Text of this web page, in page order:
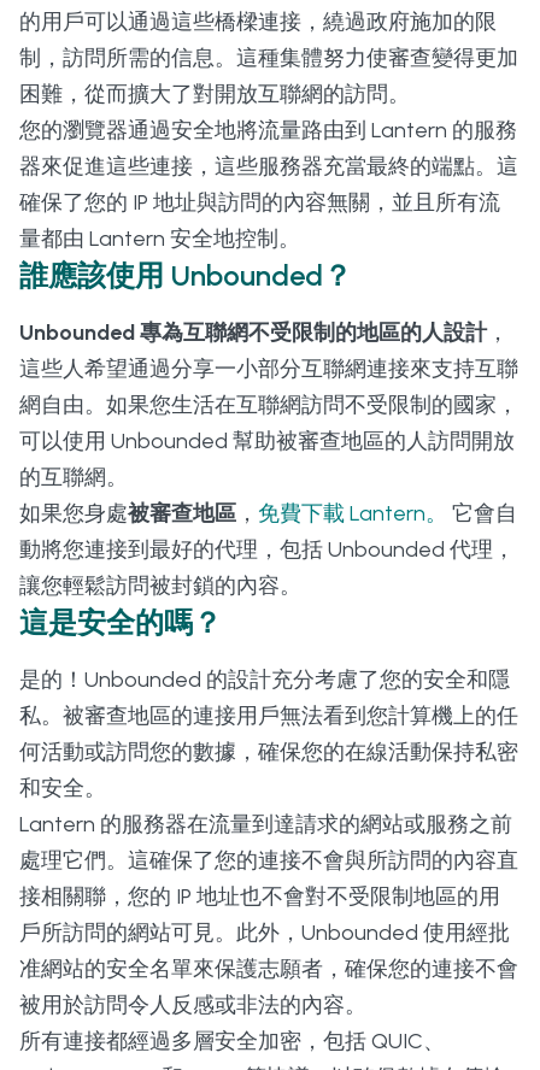
的用戶可以通過這些橋樑連接，繞過政府施加的限
制，訪問所需的信息。這種集體努力使審查變得更加
困難，從而擴大了對開放互聯網的訪問。
您的瀏覽器通過安全地將流量路由到 Lantern 的服務
器來促進這些連接，這些服務器充當最終的端點。這
確保了您的 IP 地址與訪問的內容無關，並且所有流
量都由 Lantern 安全地控制。
誰應該使用 Unbounded？
Unbounded 專為互聯網不受限制的地區的人設計，
這些人希望通過分享一小部分互聯網連接來支持互聯
網自由。如果您生活在互聯網訪問不受限制的國家，
可以使用 Unbounded 幫助被審查地區的人訪問開放
的互聯網。
如果您身處被審查地區 ， 免費下載 Lantern。
它會自
動將您連接到最好的代理，包括 Unbounded 代理，
讓您輕鬆訪問被封鎖的內容。
這是安全的嗎？
是的！Unbounded 的設計充分考慮了您的安全和隱
私。被審查地區的連接用戶無法看到您計算機上的任
何活動或訪問您的數據，確保您的在線活動保持私密
和安全。
Lantern 的服務器在流量到達請求的網站或服務之前
處理它們。這確保了您的連接不會與所訪問的內容直
接相關聯，您的 IP 地址也不會對不受限制地區的用
戶所訪問的網站可見。此外，Unbounded 使用經批
准網站的安全名單來保護志願者，確保您的連接不會
被用於訪問令人反感或非法的內容。
所有連接都經過多層安全加密，包括 QUIC、